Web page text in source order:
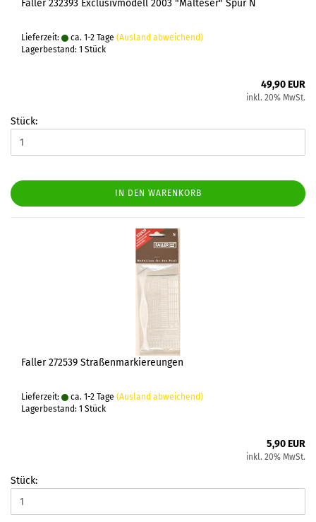
Faller 232393 Exclusivmodell 2003 "Malteser" Spur N
Lieferzeit: ca. 1-2 Tage (Ausland abweichend)
Lagerbestand: 1 Stück
49,90 EUR
inkl. 20% MwSt.
Stück:
IN DEN WARENKORB
Faller 272539 Straßenmarkiereungen
Lieferzeit: ca. 1-2 Tage (Ausland abweichend)
Lagerbestand: 1 Stück
5,90 EUR
inkl. 20% MwSt.
Stück: